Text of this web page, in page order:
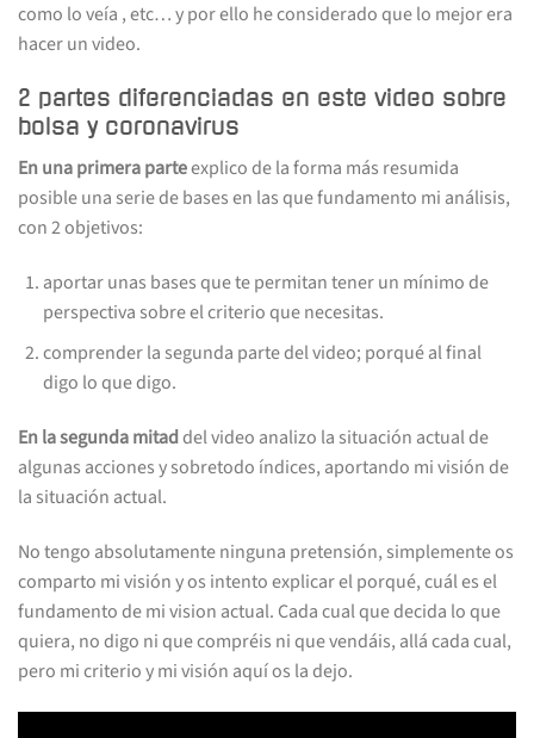
como lo veía , etc… y por ello he considerado que lo mejor era
hacer un video.
2 partes diferenciadas en este video sobre
bolsa y coronavirus
En una primera parteexplico de la forma más resumida
posible una serie de bases en las que fundamento mi análisis,
con 2 objetivos:
aportar unas bases que te permitan tener un mínimo de
perspectiva sobre el criterio que necesitas.
comprender la segunda parte del video; porqué al final
digo lo que digo.
En la segunda mitaddel video analizo la situación actual de
algunas acciones y sobretodo índices, aportando mi visión de
la situación actual.
No tengo absolutamente ninguna pretensión, simplemente os
comparto mi visión y os intento explicar el porqué, cuál es el
fundamento de mi vision actual. Cada cual que decida lo que
quiera, no digo ni que compréis ni que vendáis, allá cada cual,
pero mi criterio y mi visión aquí os la dejo.